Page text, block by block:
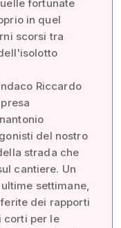
fortunate
in quel
scorsi tra
Riccardo
del nostro
strada che
cantiere. Un
settimane,
dei rapporti
corti per le